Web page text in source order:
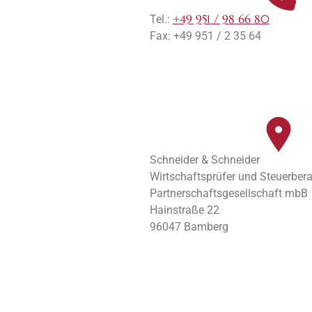
Tel.: +49 951 / 98 66 80
Fax: +49 951 / 2 35 64
Schneider & Schneider
Wirtschaftsprüfer und
Partnerschaftsgesellschaft mbB
Hainstraße 22
96047 Bamberg